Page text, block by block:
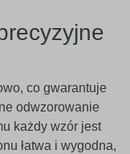
co gwarantuje
odwzorowanie
każdy wzór jest
łatwa i wygodna,